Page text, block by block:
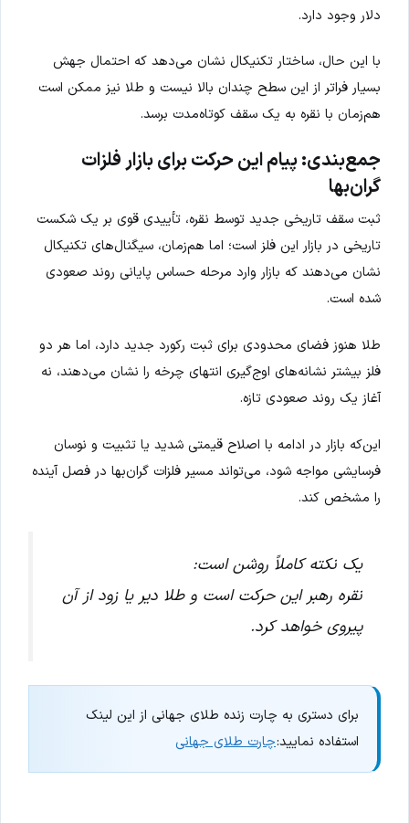
دلار وجود دارد.
با این حال، ساختار تکنیکال نشان می‌دهد که احتمال جهش
بسیار فراتر از این سطح چندان بالا نیست و طلا نیز ممکن است
هم‌زمان با نقره به یک سقف کوتاه‌مدت برسد.
جمع‌بندی: پیام این حرکت برای بازار فلزات
گران‌بها
ثبت سقف تاریخی جدید توسط نقره، تأییدی قوی بر یک شکست
تاریخی در بازار این فلز است؛ اما هم‌زمان، سیگنال‌های تکنیکال
نشان می‌دهند که بازار وارد مرحله حساس پایانی روند صعودی
شده است.
طلا هنوز فضای محدودی برای ثبت رکورد جدید دارد، اما هر دو
فلز بیشتر نشانه‌های اوج‌گیری انتهای چرخه را نشان می‌دهند، نه
آغاز یک روند صعودی تازه.
این‌که بازار در ادامه با اصلاح قیمتی شدید یا تثبیت و نوسان
فرسایشی مواجه شود، می‌تواند مسیر فلزات گران‌بها در فصل آینده
را مشخص کند.
یک نکته کاملاً روشن است:
نقره رهبر این حرکت است و طلا دیر یا زود از آن
پیروی خواهد کرد.
برای دستری به چارت زنده طلای جهانی از این لینک
استفاده نمایید:چارت طلای جهانی